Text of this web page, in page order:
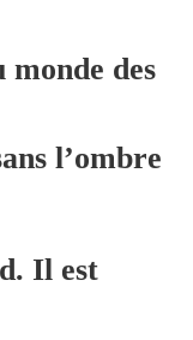
monde des
l’ombre
Il est